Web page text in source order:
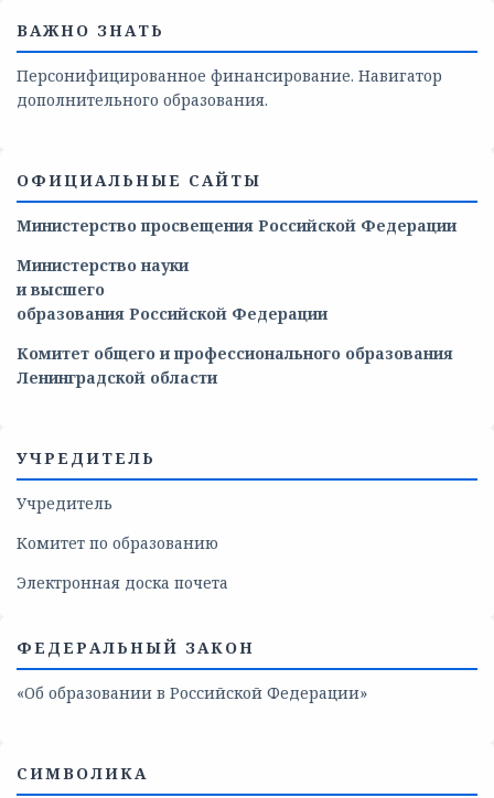
ВАЖНО ЗНАТЬ
Персонифицированное финансирование. Навигатор
дополнительного образования.
ОФИЦИАЛЬНЫЕ САЙТЫ
Министерство просвещения Российской Федерации
Министерство науки
и высшего
образования Российской Федерации
Комитет общего и профессионального образования
Ленинградской области
УЧРЕДИТЕЛЬ
Учредитель
Комитет по образованию
Электронная доска почета
ФЕДЕРАЛЬНЫЙ ЗАКОН
«Об образовании в Российской Федерации»
СИМВОЛИКА